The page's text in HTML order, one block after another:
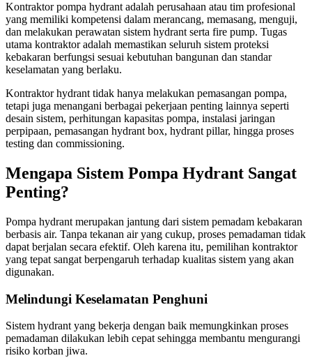
Kontraktor pompa hydrant adalah perusahaan atau tim profesional
yang memiliki kompetensi dalam merancang, memasang, menguji,
dan melakukan perawatan sistem hydrant serta fire pump. Tugas
utama kontraktor adalah memastikan seluruh sistem proteksi
kebakaran berfungsi sesuai kebutuhan bangunan dan standar
keselamatan yang berlaku.
Kontraktor hydrant tidak hanya melakukan pemasangan pompa,
tetapi juga menangani berbagai pekerjaan penting lainnya seperti
desain sistem, perhitungan kapasitas pompa, instalasi jaringan
perpipaan, pemasangan hydrant box, hydrant pillar, hingga proses
testing dan commissioning.
Mengapa Sistem Pompa Hydrant Sangat
Penting?
Pompa hydrant merupakan jantung dari sistem pemadam kebakaran
berbasis air. Tanpa tekanan air yang cukup, proses pemadaman tidak
dapat berjalan secara efektif. Oleh karena itu, pemilihan kontraktor
yang tepat sangat berpengaruh terhadap kualitas sistem yang akan
digunakan.
Melindungi Keselamatan Penghuni
Sistem hydrant yang bekerja dengan baik memungkinkan proses
pemadaman dilakukan lebih cepat sehingga membantu mengurangi
risiko korban jiwa.